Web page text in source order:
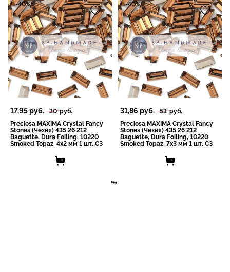
17,95руб. 30руб.
Preciosa MAXIMA Crystal Fancy
Stones (Чехия) 435 26 212
Baguette, Dura Foiling, 10220
Smoked Topaz, 4x2 мм 1 шт. СЗ
-40%
31,86 руб. 53руб.
Preciosa MAXIMA Crystal Fancy
Stones (Чехия) 435 26 212
Baguette, Dura Foiling, 10220
Smoked Topaz, 7x3 мм 1 шт. СЗ
-40%